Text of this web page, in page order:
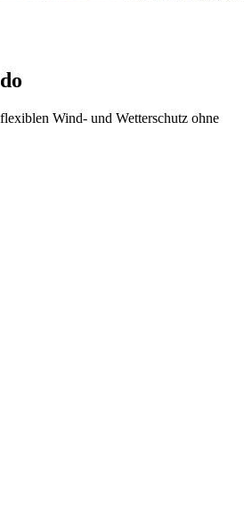
Wind- und Wetterschutz ohne